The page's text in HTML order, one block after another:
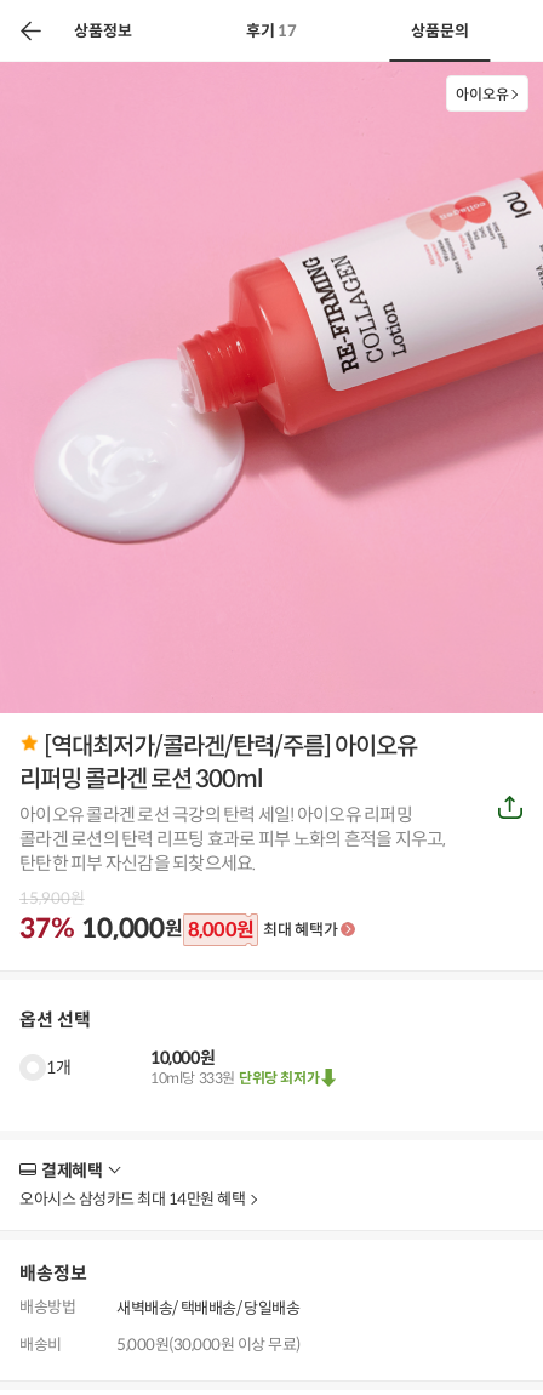
상품정보 후기 17 상품문의
주문/배송 고객센터
아이오유
[역대최저가/콜라겐/탄력/주름] 아이오유
리퍼밍 콜라겐 로션 300ml
아이오유 콜라겐 로션 극강의 탄력 세일! 아이오유 리퍼밍
콜라겐 로션의 탄력 리프팅 효과로 피부 노화의 흔적을 지우고,
탄탄한 피부 자신감을 되찾으세요.
15,900원
37% 10,000원 8,000원 최대 혜택가
공
유
옵션 선택
1개 10,000원
10ml당 333원 단위당 최저가
결제혜택
보
오아시스 삼성카드 최대 14만원 혜택
배송정보
배송방법 새벽배송 택배배송 당일배송
배송비
5,000원(30,000원 이상 무료)